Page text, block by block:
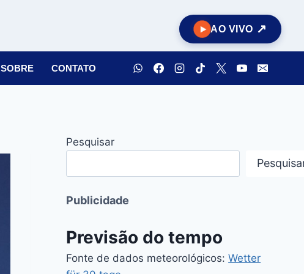
AO VIVO
SOBRE CONTATO
Pesquisar
Publicidade
Previsão do tempo
Fonte de dados meteorológicos:Wetter